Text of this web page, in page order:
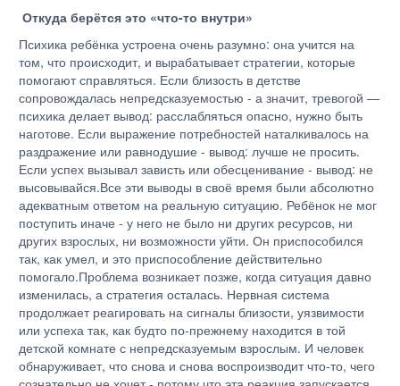
Откуда берётся это «что-то внутри»
Психика ребёнка устроена очень разумно: она учится на
том, что происходит, и вырабатывает стратегии, которые
помогают справляться. Если близость в детстве
сопровождалась непредсказуемостью - а значит, тревогой —
психика делает вывод: расслабляться опасно, нужно быть
наготове. Если выражение потребностей наталкивалось на
раздражение или равнодушие - вывод: лучше не просить.
Если успех вызывал зависть или обесценивание - вывод: не
высовывайся.Все эти выводы в своё время были абсолютно
адекватным ответом на реальную ситуацию. Ребёнок не мог
поступить иначе - у него не было ни других ресурсов, ни
других взрослых, ни возможности уйти. Он приспособился
так, как умел, и это приспособление действительно
помогало.Проблема возникает позже, когда ситуация давно
изменилась, а стратегия осталась. Нервная система
продолжает реагировать на сигналы близости, уязвимости
или успеха так, как будто по-прежнему находится в той
детской комнате с непредсказуемым взрослым. И человек
обнаруживает, что снова и снова воспроизводит что-то, чего